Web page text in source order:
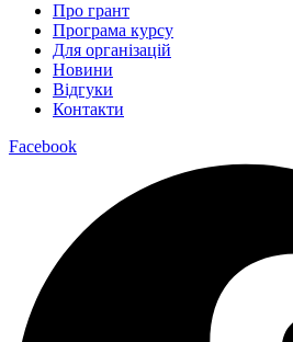
Про грант
Програма курсу
Для організацій
Новини
Відгуки
Контакти
Facebook